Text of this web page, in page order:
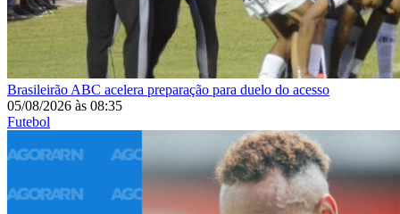
Brasileirão ABC acelera preparação para duelo do acesso
05/08/2026 às 08:35
Futebol